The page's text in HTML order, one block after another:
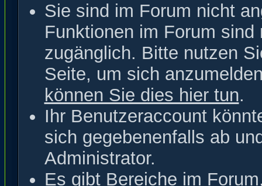
Sie sind im Forum nicht
Funktionen im Forum
zugänglich. Bitte nutzen
Seite, um sich
können Sie dies hier tun.
Ihr Benutzeraccount
sich gegebenenfalls ab
Administrator.
Es gibt Bereiche im